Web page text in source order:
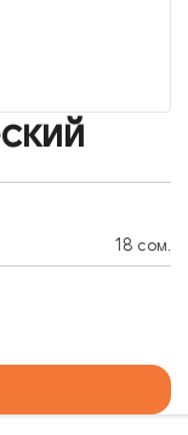
18 сом.